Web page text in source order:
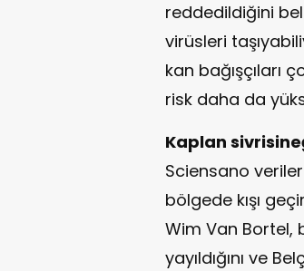
reddedildiğini
virüsleri
kan bağışçıları
risk daha da
Kaplan
Sciensano
bölgede kışı
Wim Van Bortel,
yayıldığını ve